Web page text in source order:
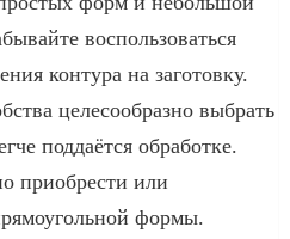
воспользоваться
контура на заготовку.
целесообразно выбрать
поддаётся обработке.
приобрести или
формы.